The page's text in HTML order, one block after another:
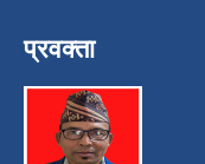
प्रवक्ता